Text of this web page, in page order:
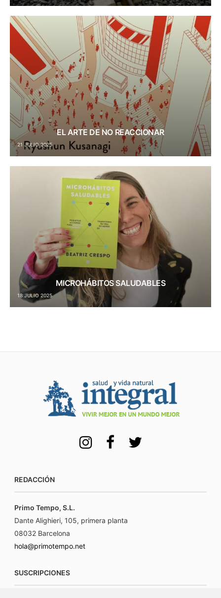
EL ARTE DE NO REACCIONAR
21 JULIO 2025
MICROHÁBITOS SALUDABLES
18 JULIO 2025
REDACCIÓN
Primo Tempo, S.L.
Dante Alighieri, 105, primera planta
08032 Barcelona
hola@primotempo.net
SUSCRIPCIONES